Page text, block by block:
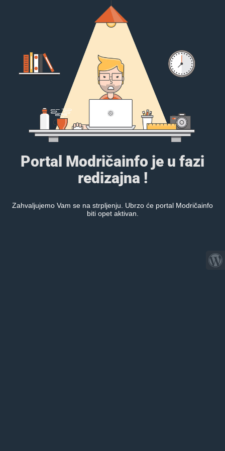
Portal Modričainfo je u fazi
redizajna !
Zahvaljujemo Vam se na strpljenju. Ubrzo će portal Modričainfo
biti opet aktivan.